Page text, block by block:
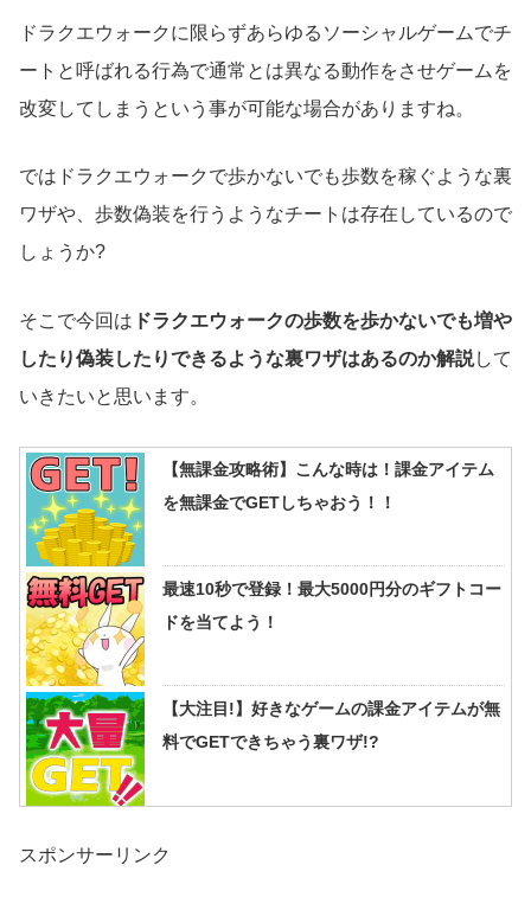
ドラクエウォークに限らずあらゆるソーシャルゲームでチ
ートと呼ばれる行為で通常とは異なる動作をさせゲームを
改変してしまうという事が可能な場合がありますね。
ではドラクエウォークで歩かないでも歩数を稼ぐような裏
ワザや、歩数偽装を行うようなチートは存在しているので
しょうか?
そこで今回は ドラクエウォークの歩数を歩かないでも増や
したり偽装したりできるような裏ワザはあるのか解説して
いきたいと思います。
【無課金攻略術】こんな時は！課金アイテム
を無課金でGETしちゃおう！！
最速10秒で登録！最大5000円分のギフトコー
ドを当てよう！
【大注目!】好きなゲームの課金アイテムが無
料でGETできちゃう裏ワザ!?
スポンサーリンク